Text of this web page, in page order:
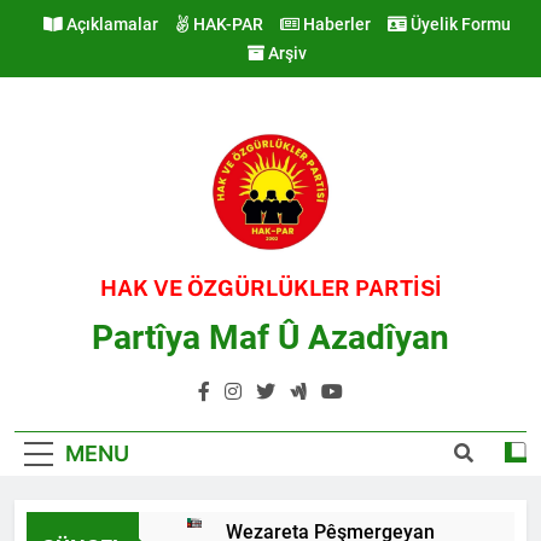
Açıklamalar HAK-PAR Haberler
Üyelik Formu
Arşiv
HAK VE ÖZGÜRLÜKLER PARTİSİ
Partîya Maf Û Azadîyan
MENU
Wezareta Pêşmergeyan